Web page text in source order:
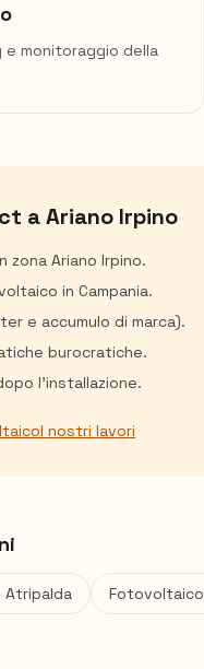
e monitoraggio della
aAriano Irpino
zona Ariano Irpino.
in Campania.
e accumulo di marca).
burocratiche.
l'installazione.
I nostri lavori
Atripalda Fotovoltaico